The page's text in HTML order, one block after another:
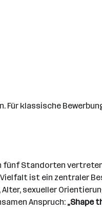
Für klassische
fünf Standorten
ist ein zentraler
sexueller
Anspruch: „Shape